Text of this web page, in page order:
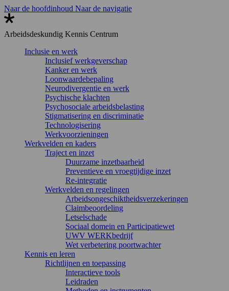
Naar de hoofdinhoud Naar de navigatie
Arbeidsdeskundig Kennis Centrum
Inclusie en werk
Inclusief werkgeverschap
Kanker en werk
Loonwaardebepaling
Neurodivergentie en werk
Psychische klachten
Psychosociale arbeidsbelasting
Stigmatisering en discriminatie
Technologisering
Werkvoorzieningen
Werkvelden en kaders
Traject en inzet
Duurzame inzetbaarheid
Preventieve en vroegtijdige inzet
Re-integratie
Werkvelden en regelingen
Arbeidsongeschiktheidsverzekeringen
Claimbeoordeling
Letselschade
Sociaal domein en Participatiewet
UWV WERKbedrijf
Wet verbetering poortwachter
Kennis en leren
Richtlijnen en toepassing
Interactieve tools
Leidraden